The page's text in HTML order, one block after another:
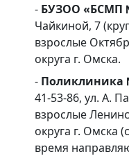
- БУЗОО «БСМП
Чайкиной, 7
взрослые
округа г. Омска.
-
41-53-86, ул. А.
взрослые
округа г. Омска
время